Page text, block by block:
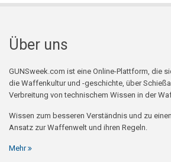
Über uns
GUNSweek.com ist eine Online-Plattform, die
die Waffenkultur und -geschichte, über
Verbreitung von technischem Wissen in der
Wissen zum besseren Verständnis und zu
Ansatz zur Waffenwelt und ihren Regeln.
Mehr